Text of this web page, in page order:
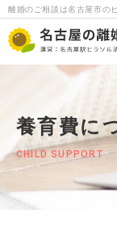
離婚のご相談は名古屋市の
養育費に
CHILD SUPPORT